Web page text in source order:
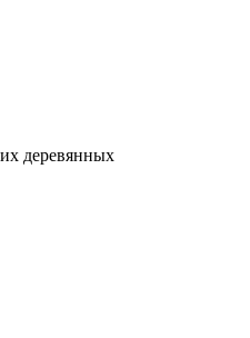
деревянных